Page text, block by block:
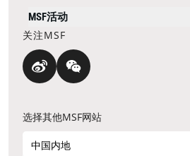
MSF活动
关注MSF
选择其他MSF网站
中国内地